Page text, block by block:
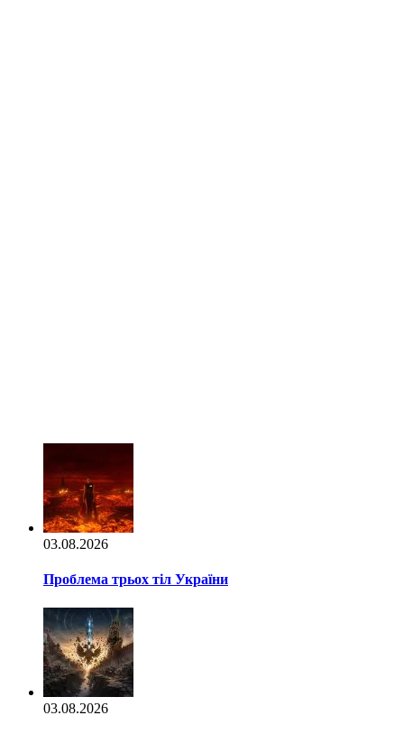
03.08.2026
Проблема трьох тіл України
03.08.2026